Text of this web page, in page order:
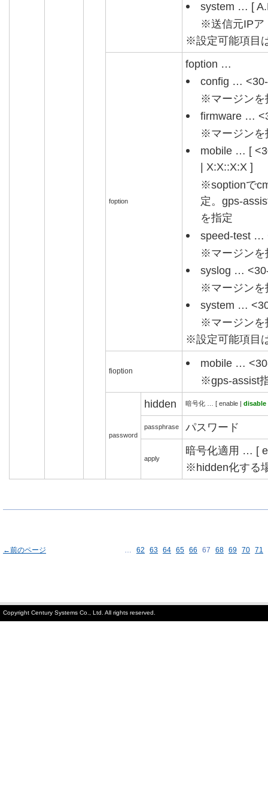
system … [
※送信元IPア
※設定可能項目
foption
foption …
config …
※マージンを
firmware …
※マージンを
mobile … [
| X:X::X:X ]
※soptionで
定。gps-
を指定
speed-test …
※マージンを
syslog …
※マージンを
system …
※マージンを
※設定可能項目
fioption
mobile …
※gps-assist
password
hidden 暗号化 … [ enable | disable
passphrase パスワード
apply
暗号化適用 … [
※hidden化する
←前のページ … 62 63 64 65 66 67 68 69 70 71
Copyright Century Systems Co., Ltd. All rights reserved.